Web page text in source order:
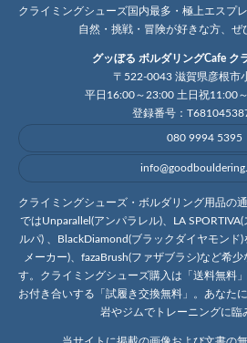
クライミングシューズ国内最多・極上エスプ
自然・挑戦・冒険が好きな方、ぜ
グッぼる ボルダリングCafe ク
〒522-0043 滋賀県彦根市
平日16:00～23:00 土日祝11:00
登録番号：
080 9994 5395
クライミングシューズ・ボルダリング用品の
ではUnparallel(アンパラレル)、LA SPORTIVA(
ルパ) 、BlackDiamond(ブラックダイヤモンド)
メーカー)、fazaBrush(ファザブラシ)など希
す。クライミングシューズ購入は「送料無料
お付き合いする「試履き交換無料」。あなた
岩やジムでトレーニングに臨